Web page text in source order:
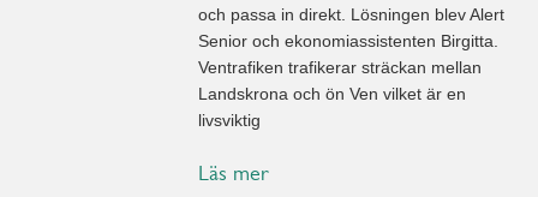
och passa in direkt. Lösningen blev Alert
Senior och ekonomiassistenten Birgitta.
Ventrafiken trafikerar sträckan mellan
Landskrona och ön Ven vilket är en
livsviktig
Läs mer